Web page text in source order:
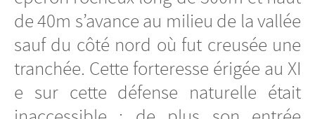
de 40m s’avance au milieu de la vallée
sauf du côté nord où fut creusée une
tranchée. Cette forteresse érigée au XI
e sur cette défense naturelle était